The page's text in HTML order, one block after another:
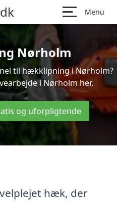
Menu
Nørholm
til hækklipning i Nørholm?
i Nørholm her.
og uforpligtende
hæk, der